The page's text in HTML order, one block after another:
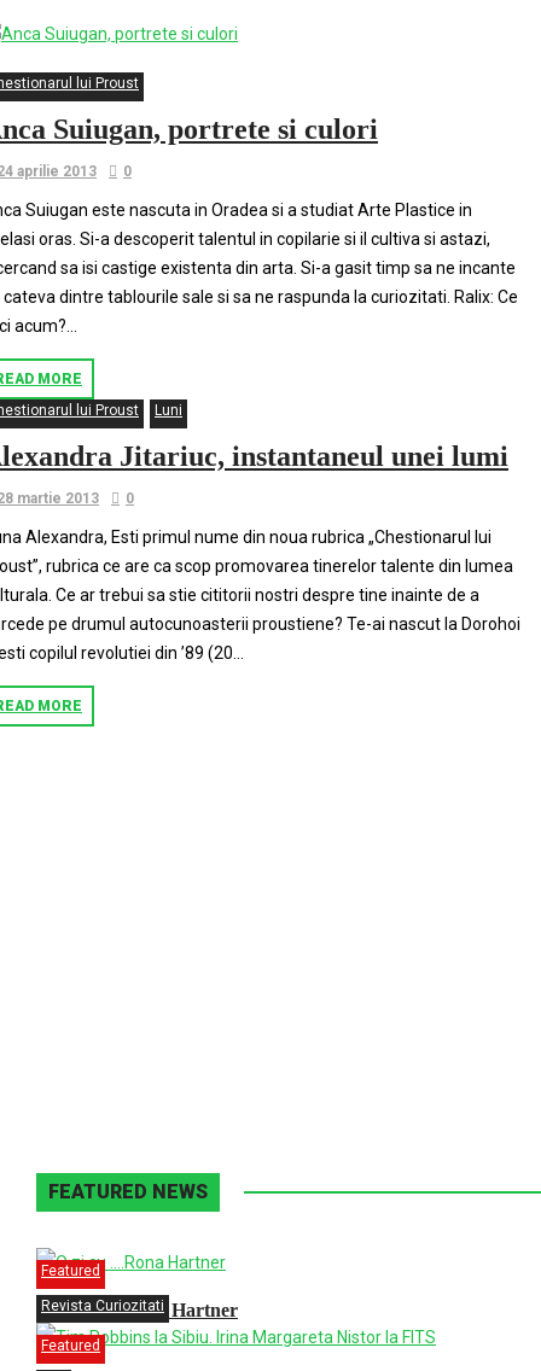
lui Proust
Suiugan, portrete si culori
aprilie 2013 0
Suiugan este nascuta in Oradea si a studiat Arte Plastice in
oras. Si-a descoperit talentul in copilarie si il cultiva si astazi,
sa isi castige existenta din arta. Si-a gasit timp sa ne incante
cateva dintre tablourile sale si sa ne raspunda la curiozitati. Ralix: Ce
acum?...
MORE
lui Proust
Luni
Jitariuc, instantaneul unei lumi
martie 2013 0
Alexandra, Esti primul nume din noua rubrica „Chestionarul lui
rubrica ce are ca scop promovarea tinerelor talente din lumea
Ce ar trebui sa stie cititorii nostri despre tine inainte de a
pe drumul autocunoasterii proustiene? Te-ai nascut la Dorohoi
copilul revolutiei din ’89 (20...
MORE
FEATURED NEWS
Featured
Revista Curiozitati
O zi cu ….Rona Hartner
Featured